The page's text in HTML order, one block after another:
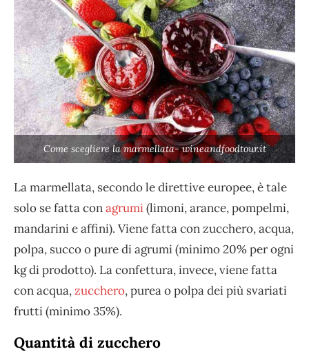
Come scegliere la marmellata- wineandfoodtour.it
La marmellata, secondo le direttive europee, è tale
solo se fatta conagrumi(limoni, arance, pompelmi,
mandarini e affini). Viene fatta con zucchero, acqua,
polpa, succo o pure di agrumi (minimo 20% per ogni
kg di prodotto). La confettura, invece, viene fatta
con acqua,zucchero, purea o polpa dei più svariati
frutti (minimo 35%).
Quantità di zucchero